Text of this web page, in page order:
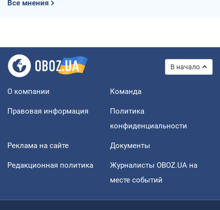
Все мнения
В начало
О компании Команда
Правовая информация
Политика
конфиденциальности
Реклама на сайте Документы
Редакционная политика
Журналисты OBOZ.UA на
месте событий